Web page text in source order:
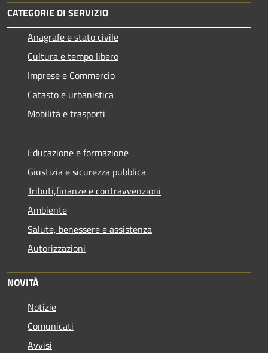
CATEGORIE DI SERVIZIO
Anagrafe e stato civile
Cultura e tempo libero
Imprese e Commercio
Catasto e urbanistica
Mobilità e trasporti
Educazione e formazione
Giustizia e sicurezza pubblica
Tributi,finanze e contravvenzioni
Ambiente
Salute, benessere e assistenza
Autorizzazioni
NOVITÀ
Notizie
Comunicati
Avvisi